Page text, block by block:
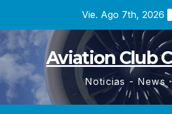
contenido
Vie. Ago 7th, 2026
Aviation Club
Noticias - News